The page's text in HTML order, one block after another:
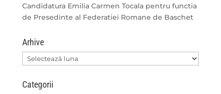
Candidatura Emilia Carmen Tocala pentru functia
de Presedinte al Federatiei Romane de Baschet
Arhive
Arhive
Categorii